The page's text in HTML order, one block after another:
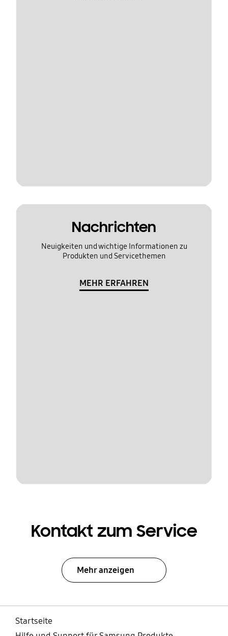
Nachrichten
Neuigkeiten und wichtige Informationen zu
Produkten und Servicethemen
MEHR ERFAHREN
Kontakt zum Service
Mehr anzeigen
Startseite